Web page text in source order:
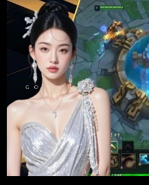
Cược LOL - Chiến Lược Phân
Tích Trận Đấu Để Thắng Dễ
Dàng